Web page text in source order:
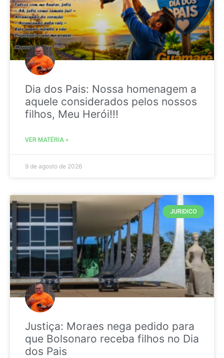
Dia dos Pais: Nossa homenagem a
aquele considerados pelos nossos
filhos, Meu Herói!!!
VER MATÉRIA »
9 de agosto de 2026
JURIDICO
Justiça: Moraes nega pedido para
que Bolsonaro receba filhos no Dia
dos Pais